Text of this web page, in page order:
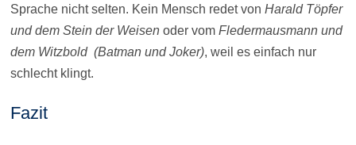
Sprache nicht selten. Kein Mensch redet von Harald Töpfer
und dem Stein der Weisenoder vom Fledermausmann und
dem Witzbold (Batman und Joker), weil es einfach nur
schlecht klingt.
Fazit